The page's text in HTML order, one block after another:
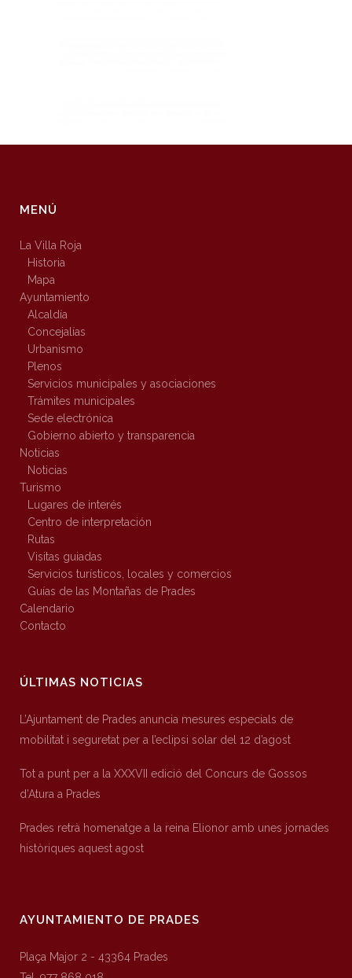
MENÚ
La Villa Roja
Historia
Mapa
Ayuntamiento
Alcaldía
Concejalías
Urbanismo
Plenos
Servicios municipales y asociaciones
Trámites municipales
Sede electrónica
Gobierno abierto y transparencia
Noticias
Noticias
Turismo
Lugares de interés
Centro de interpretación
Rutas
Visitas guiadas
Servicios turísticos, locales y comercios
Guías de las Montañas de Prades
Calendario
Contacto
ÚLTIMAS NOTICIAS
L’Ajuntament de Prades anuncia mesures especials de
mobilitat i seguretat per a l’eclipsi solar del 12 d’agost
Tot a punt per a la XXXVII edició del Concurs de Gossos
d’Atura a Prades
Prades retrà homenatge a la reina Elionor amb unes jornades
històriques aquest agost
AYUNTAMIENTO DE PRADES
Plaça Major 2 - 43364 Prades